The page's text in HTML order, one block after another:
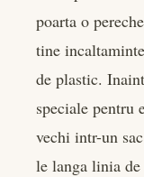
poarta o
tine
de plastic.
speciale pentru
vechi intr-un
le langa linia